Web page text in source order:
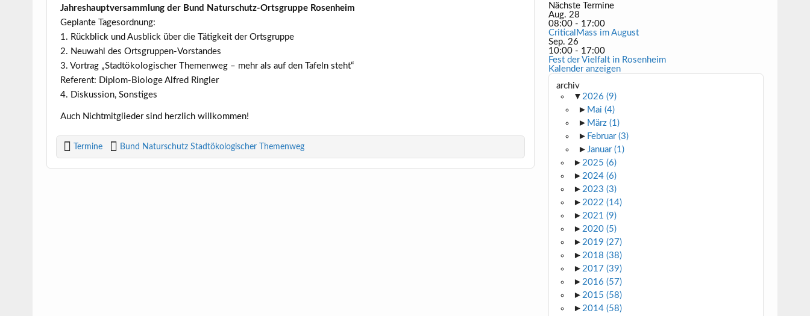
Jahreshauptversammlungder Bund Naturschutz-Ortsgruppe Rosenheim
Geplante Tagesordnung:
1. Rückblick und Ausblick über die Tätigkeit der Ortsgruppe
2. Neuwahl des Ortsgruppen-Vorstandes
3. Vortrag „Stadtökologischer Themenweg – mehr als auf den Tafeln steht“
Referent: Diplom-Biologe Alfred Ringler
4. Diskussion, Sonstiges
Auch Nichtmitglieder sind herzlich willkommen!
Termine Bund Naturschutz Stadtökologischer Themenweg
Nächste Termine
Aug. 28
08:00 - 17:00
CriticalMass im August
Sep. 26
10:00 - 17:00
Fest der Vielfalt in Rosenheim
Kalender anzeigen
archiv
▼ 2026(9)
► Mai (4)
► März (1)
► Februar (3)
► Januar (1)
► 2025(6)
► 2024(6)
► 2023(3)
► 2022(14)
► 2021(9)
► 2020(5)
► 2019(27)
► 2018(38)
► 2017(39)
► 2016(57)
► 2015(58)
► 2014(58)